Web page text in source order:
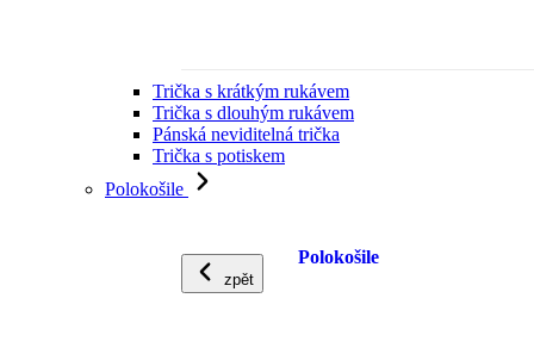
Trička s krátkým rukávem
Trička s dlouhým rukávem
Pánská neviditelná trička
Trička s potiskem
Polokošile
zpět
Polokošile